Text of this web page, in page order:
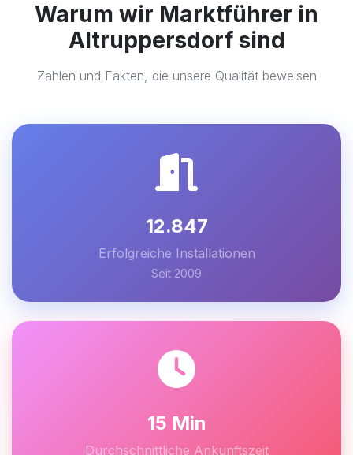
Warum wir Marktführer in
Altruppersdorf sind
Zahlen und Fakten, die unsere Qualität beweisen
12.847
Erfolgreiche Installationen
Seit 2009
15 Min
Durchschnittliche Ankunftszeit